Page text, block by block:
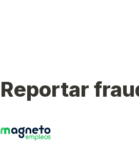
Reportar